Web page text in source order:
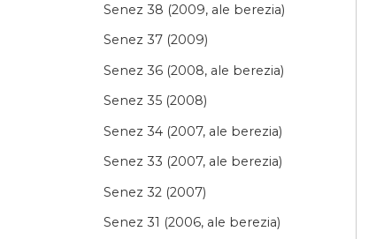
Senez 38 (2009, ale berezia)
Senez 37 (2009)
Senez 36 (2008, ale berezia)
Senez 35 (2008)
Senez 34 (2007, ale berezia)
Senez 33 (2007, ale berezia)
Senez 32 (2007)
Senez 31 (2006, ale berezia)